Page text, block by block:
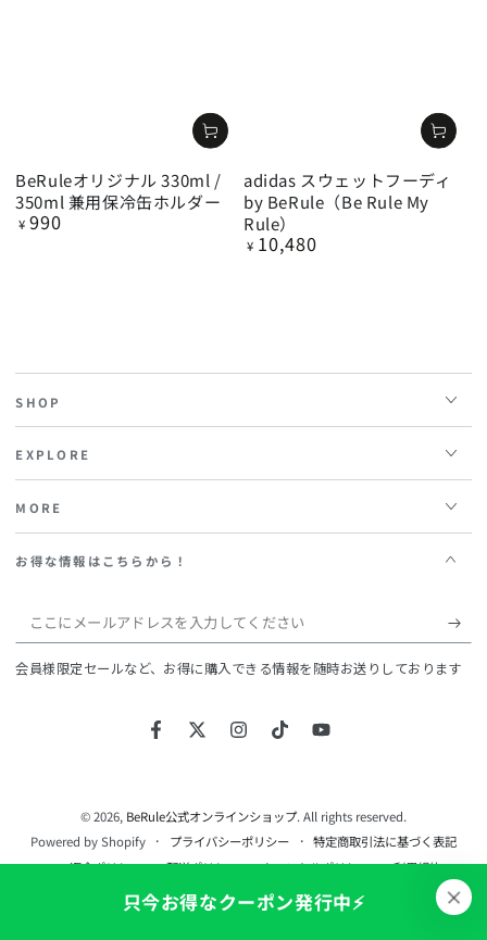
BeRuleオリジナル 330ml /
350ml 兼用保冷缶ホルダー
定
¥ 990
adidas スウェットフーディ
by BeRule（Be Rule My
Rule）
定
¥ 10,480
SHOP
EXPLORE
MORE
お得な情報はこちらから！
こ
こ
に
ド
会員様限定セールなど、お得に購入できる情報を随時お送りしております
FacebookTwitterInstagramTikTokYouTube
© 2026, BeRule公式オンラインショップ. All rights reserved.
Powered by Shopify
プライバシーポリシー
特定商取引法に基づく表記
返金ポリシー
配送ポリシー キャンセルポリシー
利用規約
連絡先情報
只今お得なクーポン発行中⚡️